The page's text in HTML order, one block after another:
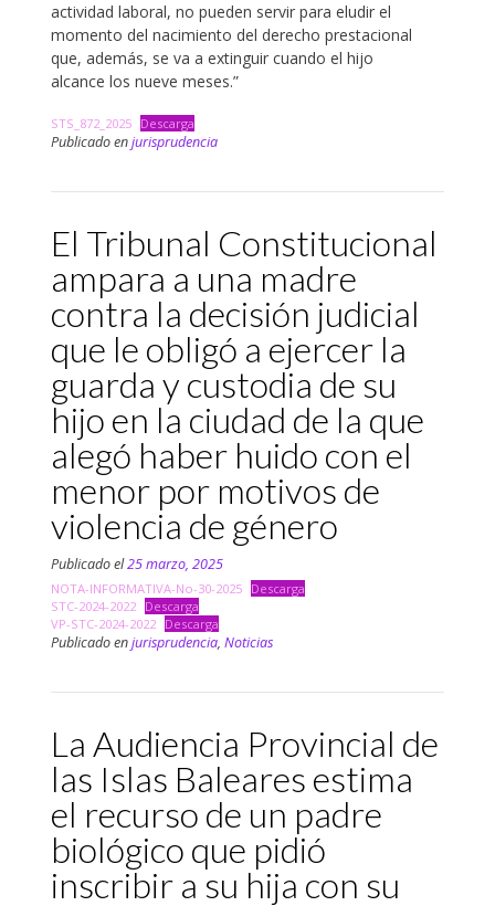
actividad laboral, no pueden servir para eludir el
momento del nacimiento del derecho prestacional
que, además, se va a extinguir cuando el hijo
alcance los nueve meses.”
STS_872_2025 Descarga
Publicado enjurisprudencia
El Tribunal Constitucional
ampara a una madre
contra la decisión judicial
que le obligó a ejercer la
guarda y custodia de su
hijo en la ciudad de la que
alegó haber huido con el
menor por motivos de
violencia de género
Publicado el25 marzo, 2025
NOTA-INFORMATIVA-No-30-2025 Descarga
STC-2024-2022 Descarga
VP-STC-2024-2022 Descarga
Publicado enjurisprudencia, Noticias
La Audiencia Provincial de
las Islas Baleares estima
el recurso de un padre
biológico que pidió
inscribir a su hija con su